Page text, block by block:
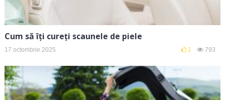
Cum să îți cureți scaunele de piele
17 octombrie 2025 1 793